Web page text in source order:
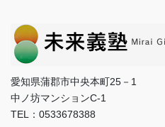
愛知県蒲郡市中央本町25－1
中ノ坊マンションC-1
TEL：0533678388